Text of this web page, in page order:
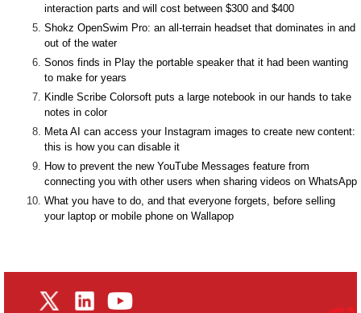
interaction parts and will cost between $300 and $400
Shokz OpenSwim Pro: an all-terrain headset that dominates in and
out of the water
Sonos finds in Play the portable speaker that it had been wanting
to make for years
Kindle Scribe Colorsoft puts a large notebook in our hands to take
notes in color
Meta AI can access your Instagram images to create new content:
this is how you can disable it
How to prevent the new YouTube Messages feature from
connecting you with other users when sharing videos on WhatsApp
What you have to do, and that everyone forgets, before selling
your laptop or mobile phone on Wallapop